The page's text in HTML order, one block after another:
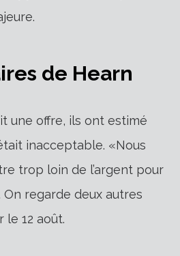
de Hearn
une offre, ils ont estimé
inacceptable. «Nous
trop loin de l’argent pour
regarde deux autres
le 12 août.